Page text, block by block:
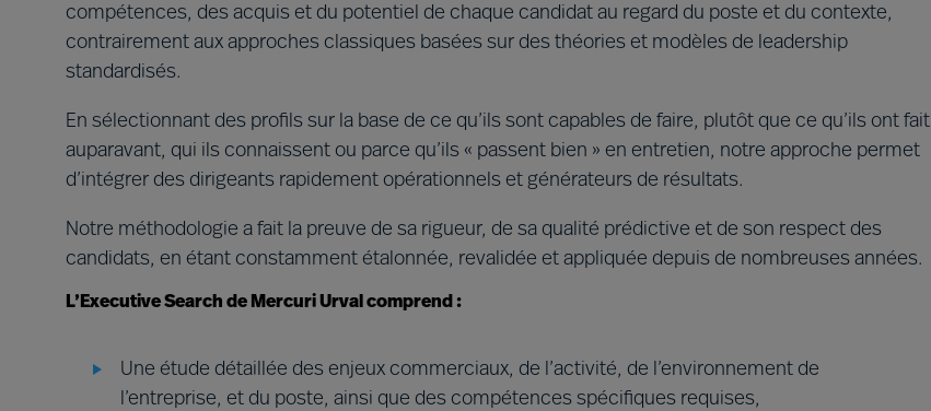
compétences, des acquis et du potentiel de chaque candidat au regard du poste et du contexte,
contrairement aux approches classiques basées sur des théories et modèles de leadership
standardisés.
En sélectionnant des profils sur la base de ce qu’ils sont capables de faire, plutôt que ce qu’ils ont fait
auparavant, qui ils connaissent ou parce qu’ils « passent bien » en entretien, notre approche permet
d’intégrer des dirigeants rapidement opérationnels et générateurs de résultats.
Notre méthodologie a fait la preuve de sa rigueur, de sa qualité prédictive et de son respect des
candidats, en étant constamment étalonnée, revalidée et appliquée depuis de nombreuses années.
L’Executive Search de Mercuri Urval comprend :
Une étude détaillée des enjeux commerciaux, de l’activité, de l’environnement de
l’entreprise, et du poste, ainsi que des compétences spécifiques requises,